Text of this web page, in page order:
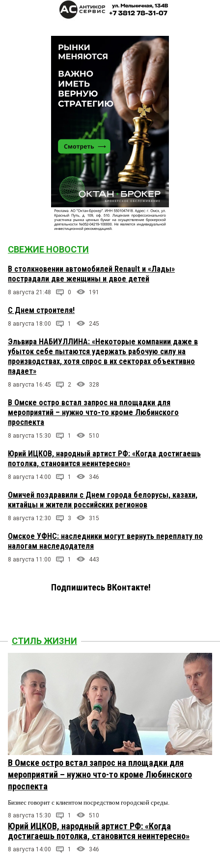
СВЕЖИЕ НОВОСТИ
В столкновении автомобилей Renault и «Лады»
пострадали две женщины и двое детей
8 августа 21:48 0 191
С Днем строителя!
8 августа 18:00 1 245
Эльвира НАБИУЛЛИНА: «Некоторые компании даже в
убыток себе пытаются удержать рабочую силу на
производствах, хотя спрос в их секторах объективно
падает»
8 августа 16:45 2 328
В Омске остро встал запрос на площадки для
мероприятий – нужно что-то кроме Любинского
проспекта
8 августа 15:30 1 510
Юрий ИЦКОВ, народный артист РФ: «Когда достигаешь
потолка, становится неинтересно»
8 августа 14:00 1 346
Омичей поздравили с Днем города белорусы, казахи,
китайцы и жители российских регионов
8 августа 12:30 3 315
Омское УФНС: наследники могут вернуть переплату по
налогам наследодателя
8 августа 11:00 1 443
Подпишитесь ВКонтакте!
СТИЛЬ ЖИЗНИ
В Омске остро встал запрос на площадки для
мероприятий – нужно что-то кроме Любинского
проспекта
Бизнес говорит с клиентом посредством городской среды.
8 августа 15:30 1 510
Юрий ИЦКОВ, народный артист РФ: «Когда
достигаешь потолка, становится неинтересно»
8 августа 14:00 1 346